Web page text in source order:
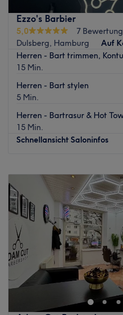
Ezzo's Barbier
5,0
7
Dulsberg, Hamburg
Auf
Herren - Bart trimmen,
15 Min.
Herren - Bart stylen
5 Min.
Herren - Bartrasur & Hot
15 Min.
Schnellansicht Saloninfos
Dienstag
Mittwoch
Donnerstag
Freitag
Samstag
Sonntag
Willkommen bei Ezzo's Barbier
deinem Ort für moderne
Bartpflege und echte
Atmosphäre verbindet das
mit aktuellen Trends und sorgt